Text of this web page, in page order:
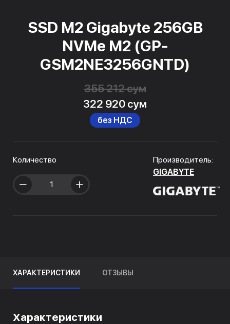
SSD M2 Gigabyte 256GB
NVMe M2 (GP-
GSM2NE3256GNTD)
355 212 сум
322 920 сум
без НДС
Количество
Производитель:
GIGABYTE
ХАРАКТЕРИСТИКИ ОТЗЫВЫ
Характеристики